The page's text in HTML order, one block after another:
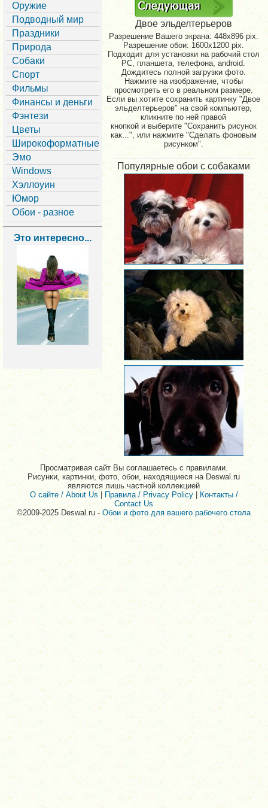
Оружие
Подводный мир
Праздники
Природа
Собаки
Спорт
Фильмы
Финансы и деньги
Фэнтези
Цветы
Широкоформатные
Эмо
Windows
Хэллоуин
Юмор
Обои - разное
Это интересно...
Двое эльделтерьеров
Разрешение Вашего экрана: 448x896 pix.
Разрешение обои: 1600x1200 pix.
Подходит для установки на рабочий стол
PC, планшета, телефона, android.
Дождитесь полной загрузки фото.
Нажмите на изображение, чтобы
просмотреть его в реальном размере.
Если вы хотите сохранить картинку "Двое
эльделтерьеров" на свой компьютер,
кликните по ней правой
кнопкой и выберите "Сохранить рисунок
как...", или нажмите "Сделать фоновым
рисунком".
Популярные обои с собаками
Просматривая сайт Вы соглашаетесь с правилами.
Рисунки, картинки, фото, обои, находящиеся на Deswal.ru
являются лишь частной коллекцией
О сайте / About Us
Правила / Privacy Policy|Контакты /
Contact Us
©2009-2025 Deswal.ru -Обои и фото для вашего рабочего стола